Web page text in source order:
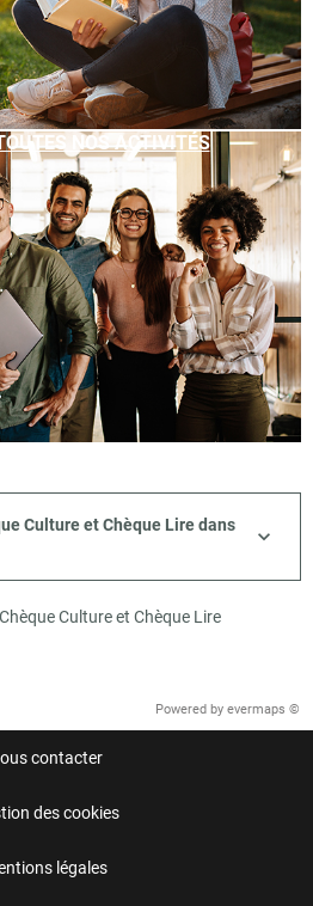
NOS ACTIVITÉS
Culture et Chèque Lire dans
Culture et Chèque Lire
Powered by evermaps ©
contacter
des cookies
légales